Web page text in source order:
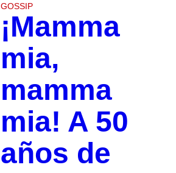
GOSSIP
¡Mamma
mia,
mamma
mia! A 50
años de